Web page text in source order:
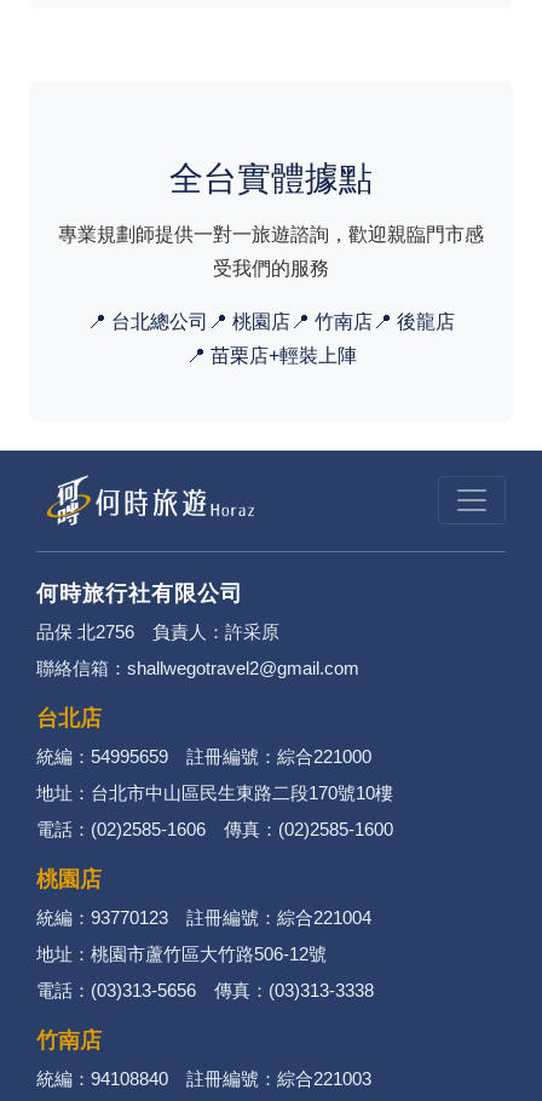
全台實體據點
專業規劃師提供一對一旅遊諮詢，歡迎親臨門市感
受我們的服務
📍 台北總公司 📍 桃園店 📍 竹南店 📍 後龍店
📍 苗栗店+輕裝上陣
何時旅行社有限公司
品保 北2756 負責人：許采原
聯絡信箱：shallwegotravel2@gmail.com
台北店
統編：54995659 註冊編號：綜合221000
地址：台北市中山區民生東路二段170號10樓
電話：(02)2585-1606 傳真：(02)2585-1600
桃園店
統編：93770123 註冊編號：綜合221004
地址：桃園市蘆竹區大竹路506-12號
電話：(03)313-5656 傳真：(03)313-3338
竹南店
統編：94108840 註冊編號：綜合221003